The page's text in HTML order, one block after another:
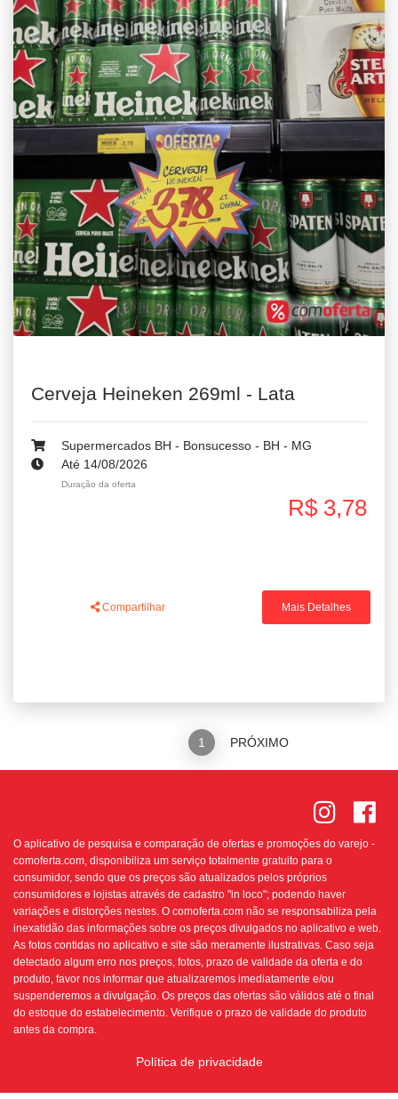
Cerveja Heineken 269ml - Lata
Supermercados BH - Bonsucesso - BH - MG
Até 14/08/2026
Duração da oferta
R$ 3,78
Compartilhar Mais Detalhes
1 PRÓXIMO
O aplicativo de pesquisa e comparação de ofertas e promoções do varejo -
comoferta.com, disponibiliza um serviço totalmente gratuito para o
consumidor, sendo que os preços são atualizados pelos próprios
consumidores e lojistas através de cadastro "in loco"; podendo haver
variações e distorções nestes. O comoferta.com não se responsabiliza pela
inexatidão das informações sobre os preços divulgados no aplicativo e web.
As fotos contidas no aplicativo e site são meramente ilustrativas. Caso seja
detectado algum erro nos preços, fotos, prazo de validade da oferta e do
produto, favor nos informar que atualizaremos imediatamente e/ou
suspenderemos a divulgação. Os preços das ofertas são válidos até o final
do estoque do estabelecimento. Verifique o prazo de validade do produto
antes da compra.
Política de privacidade